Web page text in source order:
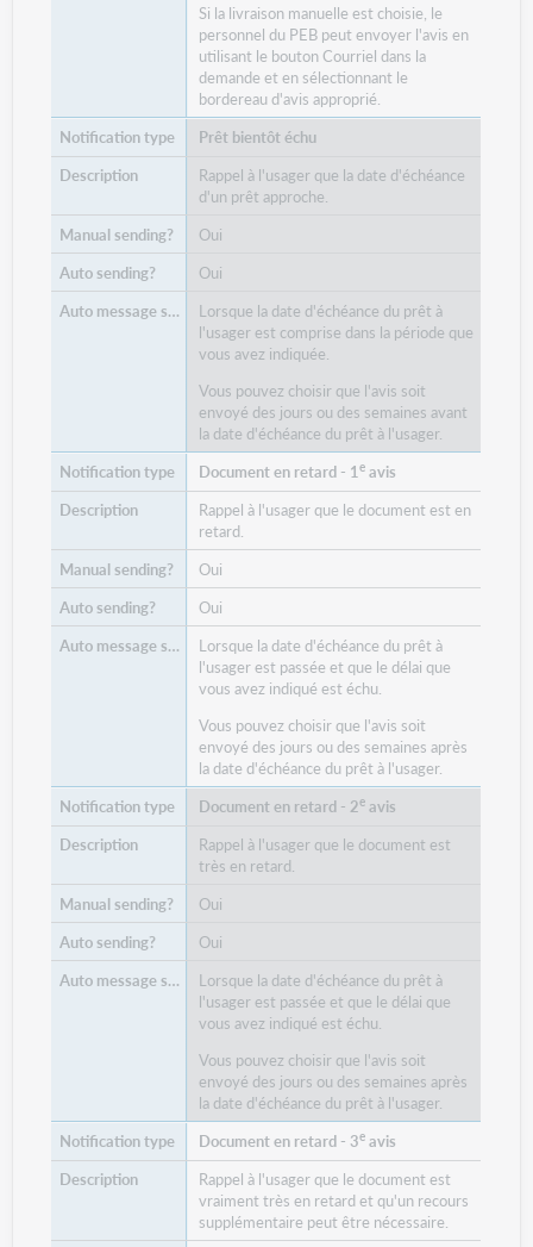
Si la livraison manuelle est choisie, le
personnel du PEB peut envoyer l'avis en
utilisant le bouton Courriel dans la
demande et en sélectionnant le
bordereau d'avis approprié.
Prêt bientôt échu
Rappel à l'usager que la date d'échéance
d'un prêt approche.
Oui
Oui
Lorsque la date d'échéance du prêt à
l'usager est comprise dans la période que
vous avez indiquée.
Vous pouvez choisir que l'avis soit
envoyé des jours ou des semaines avant
la date d'échéance du prêt à l'usager.
Document en retard - 1eavis
Rappel à l'usager que le document est en
retard.
Oui
Oui
Lorsque la date d'échéance du prêt à
l'usager est passée et que le délai que
vous avez indiqué est échu.
Vous pouvez choisir que l'avis soit
envoyé des jours ou des semaines après
la date d'échéance du prêt à l'usager.
Document en retard - 2eavis
Rappel à l'usager que le document est
très en retard.
Oui
Oui
Lorsque la date d'échéance du prêt à
l'usager est passée et que le délai que
vous avez indiqué est échu.
Vous pouvez choisir que l'avis soit
envoyé des jours ou des semaines après
la date d'échéance du prêt à l'usager.
Document en retard - 3eavis
Rappel à l'usager que le document est
vraiment très en retard et qu'un recours
supplémentaire peut être nécessaire.